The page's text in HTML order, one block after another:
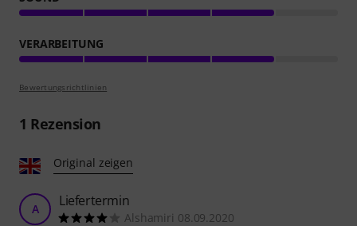
VERARBEITUNG
Bewertungsrichtlinien
1 Rezension
Original zeigen
A Liefertermin
Alshamiri 08.09.2020